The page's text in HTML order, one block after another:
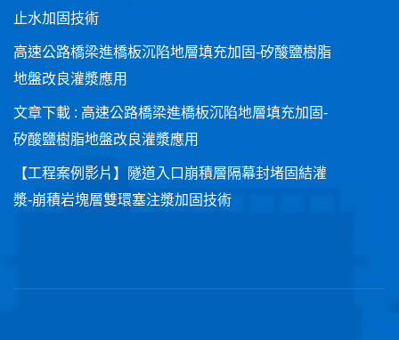
止水加固技術
高速公路橋梁進橋板沉陷地層填充加固-矽酸鹽樹脂
地盤改良灌漿應用
文章下載 : 高速公路橋梁進橋板沉陷地層填充加固-
矽酸鹽樹脂地盤改良灌漿應用
【工程案例影片】隧道入口崩積層隔幕封堵固結灌
漿-崩積岩塊層雙環塞注漿加固技術